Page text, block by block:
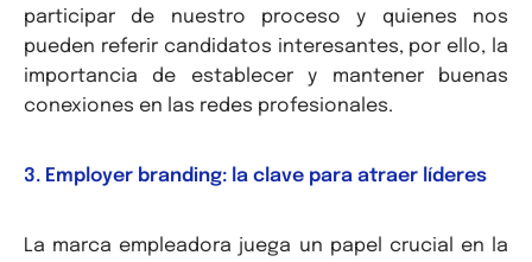
participar de nuestro proceso y quienes nos
pueden referir candidatos interesantes, por ello, la
importancia de establecer y mantener buenas
conexiones en las redes profesionales.
3. Employer branding: la clave para atraer líderes
La marca empleadora juega un papel crucial en la